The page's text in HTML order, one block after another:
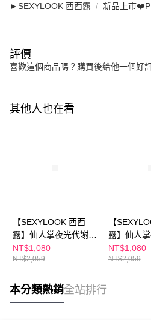
►SEXYLOOK 西西露 新品上市
評價
喜歡這個商品嗎？購買後給他一個好
其他人也在看
【SEXYLOOK 西西
露】仙人掌夜光代謝水
150ml+仙人掌夜光代
謝霜 50ml+牛奶外泌體
草保濕) 任選1盒
NT$1,080
NT$2,059
【
露】仙人掌
(仙人掌夜
150ml+仙
NT$1,080
NT$2,059
本分類熱銷全站排行